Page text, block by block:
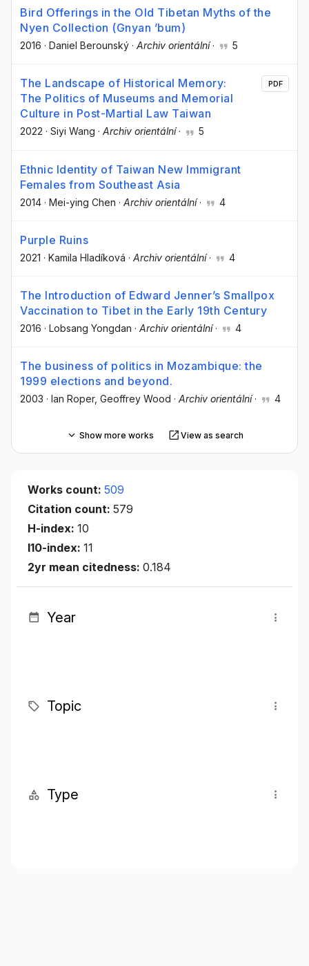
Bird Offerings in the Old Tibetan Myths of the
Nyen Collection (Gnyan ’bum)
2016 · Daniel Berounský · Archiv orientální· 5
The Landscape of Historical Memory:
The Politics of Museums and Memorial
Culture in Post-Martial Law Taiwan
2022 · Siyi Wang · Archiv orientální· 5
PDF
Ethnic Identity of Taiwan New Immigrant
Females from Southeast Asia
2014 · Mei-ying Chen · Archiv orientální· 4
Purple Ruins
2021 · Kamila Hladíková · Archiv orientální· 4
The Introduction of Edward Jenner’s Smallpox
Vaccination to Tibet in the Early 19th Century
2016 · Lobsang Yongdan · Archiv orientální· 4
The business of politics in Mozambique: the
1999 elections and beyond.
2003 · Ian Roper, Geoffrey Wood · Archiv orientální· 4
Show more works View as search
Works count: 509
Citation count: 579
H-index: 10
I10-index: 11
2yr mean citedness: 0.184
Year
Topic
Type